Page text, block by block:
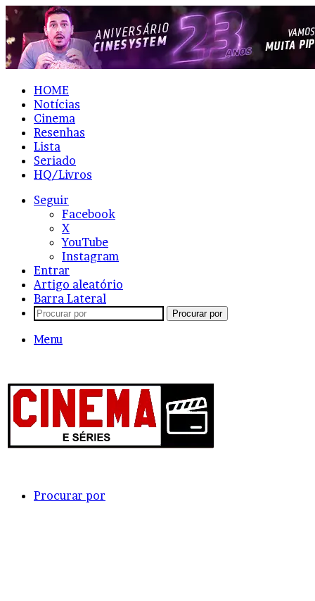
HOME
Notícias
Cinema
Resenhas
Lista
Seriado
HQ/Livros
Seguir
Facebook
X
YouTube
Instagram
Entrar
Artigo aleatório
Barra Lateral
Procurar por
Menu
Procurar por